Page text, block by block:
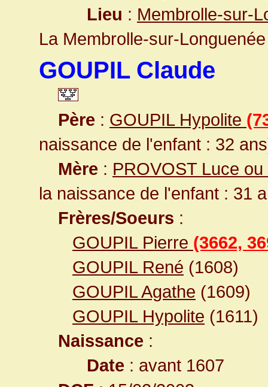
Lieu : Membrolle-sur-
La Membrolle-sur-Longuenée
GOUPIL Claude
Père : GOUPIL Hypolite
naissance de l'enfant : 32
Mère : PROVOST Luce
la naissance de l'enfant : 31
Frères/Soeurs :
GOUPIL Pierre (3662,
GOUPIL René (1608)
GOUPIL Agathe (1609)
GOUPIL Hypolite (1611)
Naissance :
Date : avant 1607